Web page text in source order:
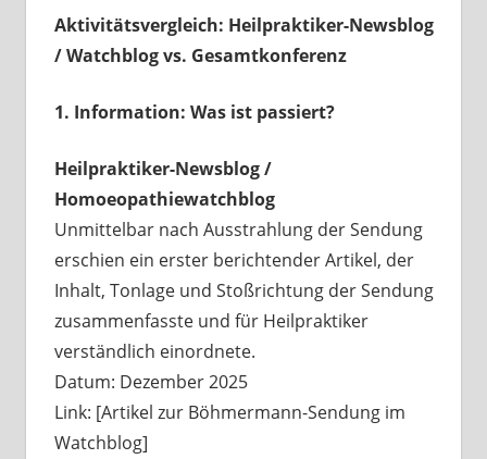
Aktivitätsvergleich: Heilpraktiker-Newsblog
/ Watchblog vs. Gesamtkonferenz
1. Information: Was ist passiert?
Heilpraktiker-Newsblog /
Homoeopathiewatchblog
Unmittelbar nach Ausstrahlung der Sendung
erschien ein erster berichtender Artikel, der
Inhalt, Tonlage und Stoßrichtung der Sendung
zusammenfasste und für Heilpraktiker
verständlich einordnete.
Datum: Dezember 2025
Link: [Artikel zur Böhmermann-Sendung im
Watchblog]